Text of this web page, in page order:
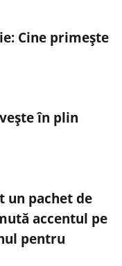
Cine primește
în plin
un pachet de
accentul pe
pentru